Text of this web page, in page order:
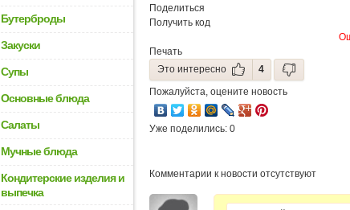
Бутерброды
Закуски
Супы
Основные блюда
Салаты
Мучные блюда
Кондитерские изделия и
выпечка
Поделиться
Получить код
Печать
Это интересно
4
Пожалуйста, оцените новость
Уже поделились: 0
Комментарии к новости отсутствуют